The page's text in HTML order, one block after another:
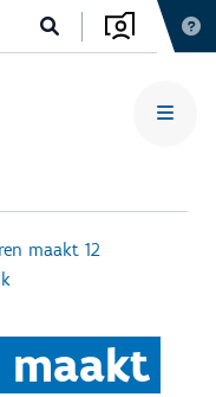
maakt 12
maakt